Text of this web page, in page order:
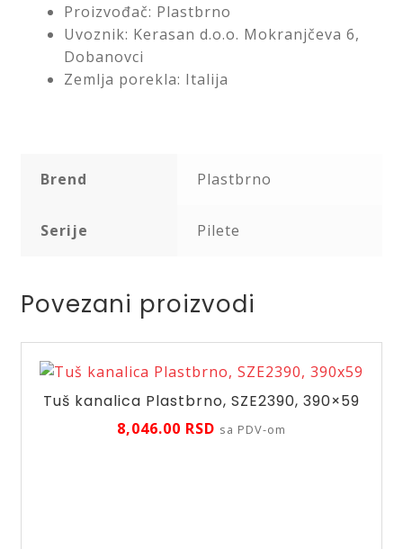
Proizvođač: Plastbrno
Uvoznik: Kerasan d.o.o. Mokranjčeva 6,
Dobanovci
Zemlja porekla: Italija
Brend Plastbrno
Serije Pilete
Povezani proizvodi
Tuš kanalica Plastbrno, SZE2390, 390×59
8,046.00 RSD sa PDV-om